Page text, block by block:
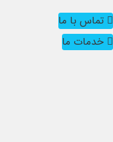
تماس با ما
خدمات ما